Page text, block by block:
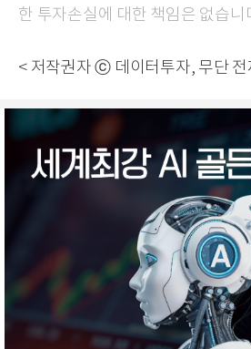
한 투자손실에 대한 책임은 없습니
< 저작권자 ⓒ 데이터투자, 무단 전